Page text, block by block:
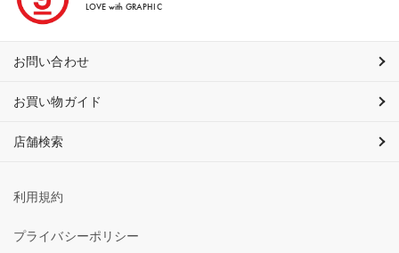
LOVE with GRAPHIC
お問い合わせ
お買い物ガイド
店舗検索
利用規約
プライバシーポリシー